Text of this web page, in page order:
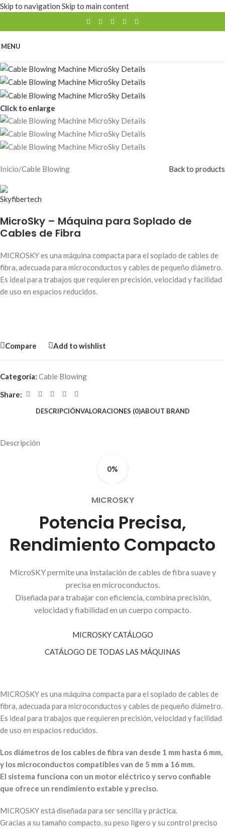
Skip to navigation Skip to main content
MENU
Click to enlarge
Inicio/Cable Blowing Back to products
MicroSky – Máquina para Soplado de
Cables de Fibra
MICROSKY es una máquina compacta para el soplado de cables de
fibra, adecuada para microconductos y cables de pequeño diámetro.
Es ideal para trabajos que requieren precisión, velocidad y facilidad
de uso en espacios reducidos.
Compare Add to wishlist
Categoría: Cable Blowing
Share:
DESCRIPCIÓNVALORACIONES (0)ABOUT BRAND
Descripción
0%
MICROSKY
Potencia Precisa,
Rendimiento Compacto
MicroSKY permite una instalación de cables de fibra suave y
precisa en microconductos.
Diseñada para trabajar con eficiencia, combina precisión,
velocidad y fiabilidad en un cuerpo compacto.
MICROSKY CATÁLOGO
CATÁLOGO DE TODAS LAS MÁQUINAS
MICROSKY es una máquina compacta para el soplado de cables de
fibra, adecuada para microconductos y cables de pequeño diámetro.
Es ideal para trabajos que requieren precisión, velocidad y facilidad
de uso en espacios reducidos.
Los diámetros de los cables de fibra van desde 1 mm hasta 6 mm,
y los microconductos compatibles van de 5 mm a 16 mm.
El sistema funciona con un motor eléctrico y servo confiable
que ofrece un rendimiento estable y preciso.
MICROSKY está diseñada para ser sencilla y práctica.
Gracias a su tamaño compacto, su peso ligero y su control preciso